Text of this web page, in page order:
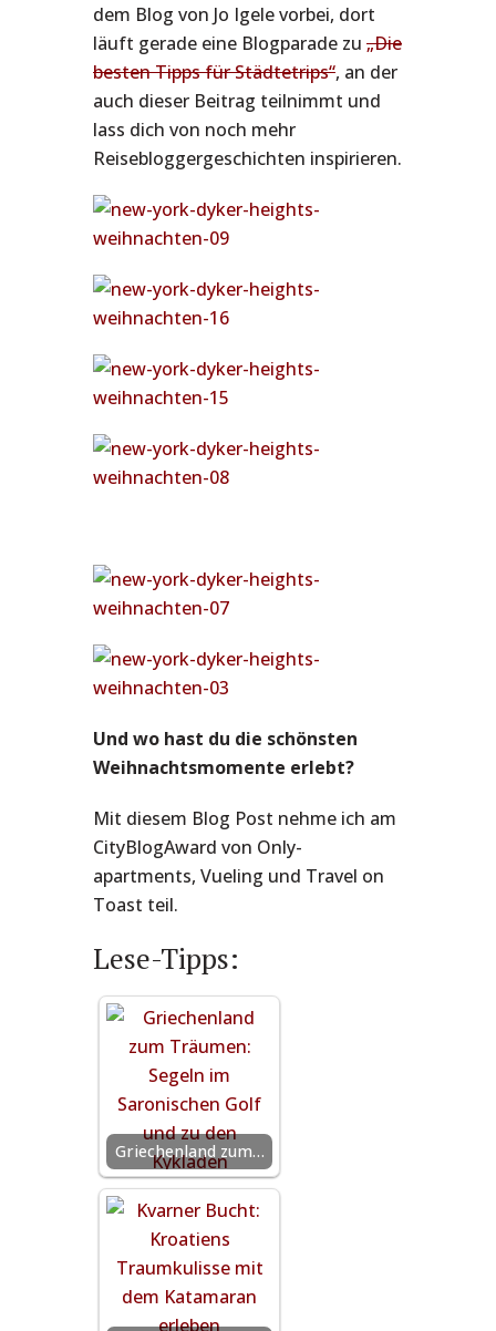
dem Blog von Jo Igele vorbei, dort
läuft gerade eine Blogparade zu „Die
besten Tipps für Städtetrips“, an der
auch dieser Beitrag teilnimmt und
lass dich von noch mehr
Reisebloggergeschichten inspirieren.
Und wo hast du die schönsten
Weihnachtsmomente erlebt?
Mit diesem Blog Post nehme ich am
CityBlogAward von Only-
apartments, Vueling und Travel on
Toast teil.
Lese-Tipps:
Griechenland zum…